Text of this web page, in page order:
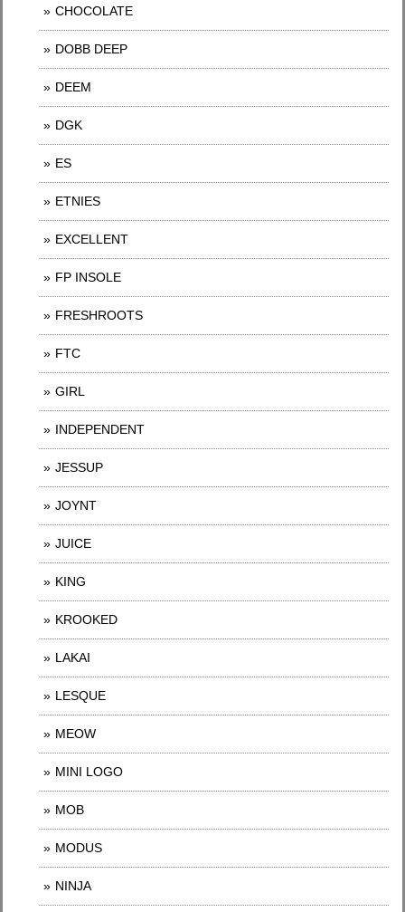
CHOCOLATE
DOBB DEEP
DEEM
DGK
ES
ETNIES
EXCELLENT
FP INSOLE
FRESHROOTS
FTC
GIRL
INDEPENDENT
JESSUP
JOYNT
JUICE
KING
KROOKED
LAKAI
LESQUE
MEOW
MINI LOGO
MOB
MODUS
NINJA